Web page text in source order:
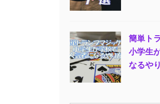
簡単ト
小学生
なるや